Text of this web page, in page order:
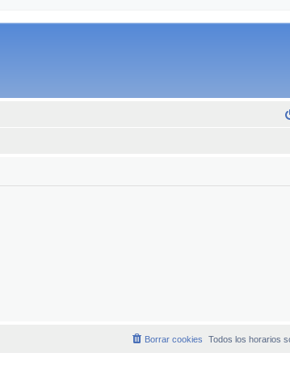
Todos los horarios
Borrar cookies